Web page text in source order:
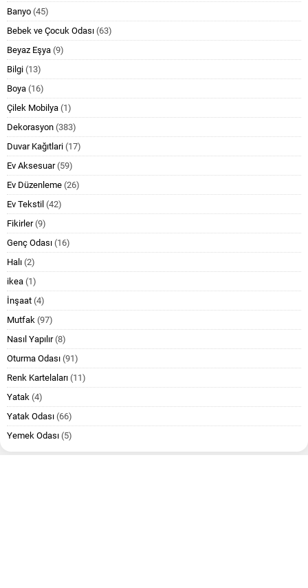
Banyo (45)
Bebek ve Çocuk Odası (63)
Beyaz Eşya (9)
Bilgi (13)
Boya (16)
Çilek Mobilya (1)
Dekorasyon (383)
Duvar Kağıtlari (17)
Ev Aksesuar(59)
Ev Düzenleme (26)
Ev Tekstil (42)
Fikirler(9)
Genç Odası (16)
Halı (2)
ikea (1)
İnşaat (4)
Mutfak (97)
Nasıl Yapılır(8)
Oturma Odası (91)
Renk Kartelaları (11)
Yatak (4)
Yatak Odası (66)
Yemek Odası (5)